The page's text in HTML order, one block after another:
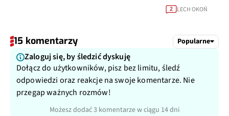
2 LECH OKOŃ
15 komentarzy Popularne
Zaloguj się, by śledzić dyskuję
Dołącz do użytkowników, pisz bez limitu, śledź
odpowiedzi oraz reakcje na swoje komentarze. Nie
przegap ważnych rozmów!
Możesz dodać 3 komentarze w ciągu 14 dni